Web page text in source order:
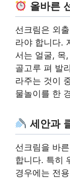
올바른
선크림은 외
라야 합니다.
서는 얼굴, 목
골고루 펴 발
라주는 것이
물놀이를 한
세안과
선크림을 바
합니다. 특히
경우에는 전